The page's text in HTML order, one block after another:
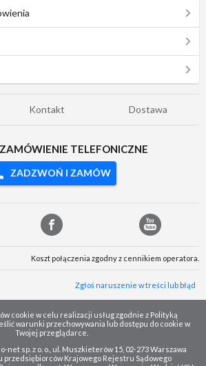
Kontakt Dostawa
TELEFONICZNE
ZADZWOŃ I ZAMÓW
Koszt połączenia zgodny z cennikiem operatora.
Zgłoś naruszenie w treści lub błąd
cookie w celu realizacji usług zgodnie z Polityką
warunki przechowywania lub dostępu do cookie w
Twojej przeglądarce.
net sp. z o. o., ul. Muszkieterów 15, 02-273 Warszawa
przedsiębiorców Krajowego Rejestru Sądowego